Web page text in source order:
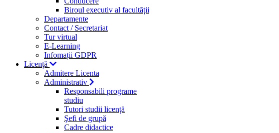
Biroul executiv al facultății
Departamente
Contact / Secretariat
Tur virtual
E-Learning
Infomații GDPR
Licență
Admitere Licenta
Administrativ
Responsabili programe
studiu
Tutori studii licență
Şefi de grupă
Cadre didactice